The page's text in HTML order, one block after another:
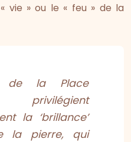
vie » ou le « feu » de la
de la Place
la ‘brillance’
la pierre, qui